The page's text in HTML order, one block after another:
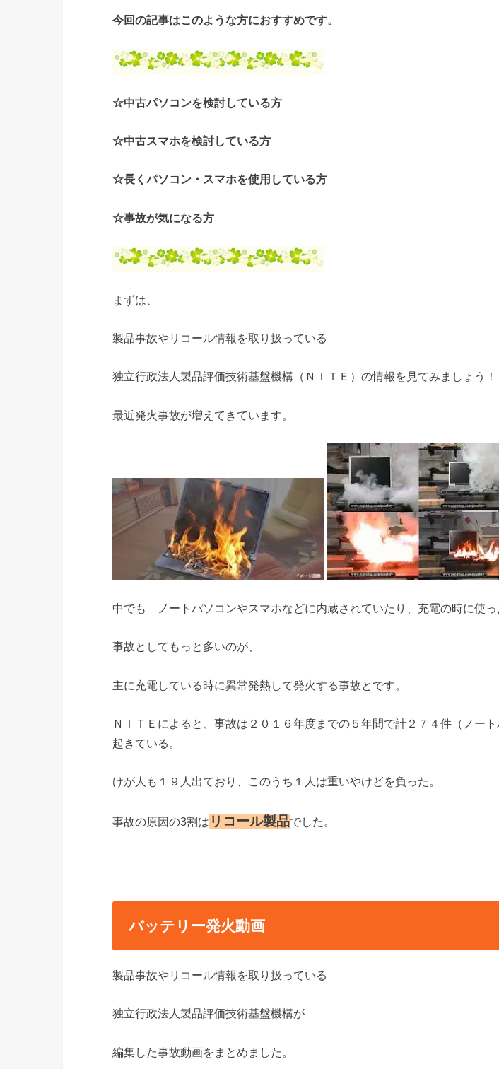
今回の記事はこのような方におすすめです。
☆中古パソコンを検討している方
☆中古スマホを検討している方
☆長くパソコン・スマホを使用している方
☆事故が気になる方
まずは、
製品事故やリコール情報を取り扱っている
独立行政法人製品評価技術基盤機構（ＮＩＴＥ）の情報を見てみましょう！
最近発火事故が増えてきています。
中でも ノートパソコンやスマホなどに内蔵されていたり、充電の時に使っ
事故としてもっと多いのが、
主に充電している時に異常発熱して発火する事故とです。
ＮＩＴＥによると、事故は２０１６年度までの５年間で計２７４件（ノー
起きている。
けが人も１９人出ており、このうち１人は重いやけどを負った。
事故の原因の3割は リコール製品でした。
バッテリー発火動画
製品事故やリコール情報を取り扱っている
独立行政法人製品評価技術基盤機構が
編集した事故動画をまとめました。